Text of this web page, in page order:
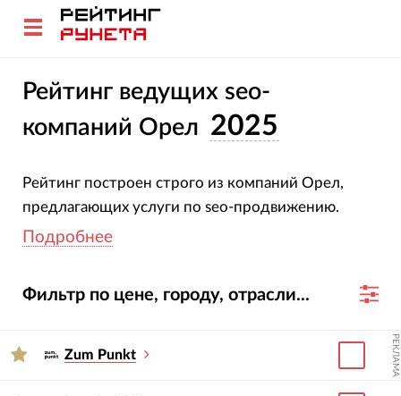
Рейтинг ведущих seo-
компаний Орел 2025
Рейтинг построен строго из компаний Орел,
предлагающих услуги по seo-продвижению.
Принцип построения прост: чем больше
показатели авторитетности этих сайтов с точки
Кликайте по названиям компаний, изучайте их
Подробнее
Фильтр по цене, городу, отрасли...
Zum Punkt РЕКЛАМА